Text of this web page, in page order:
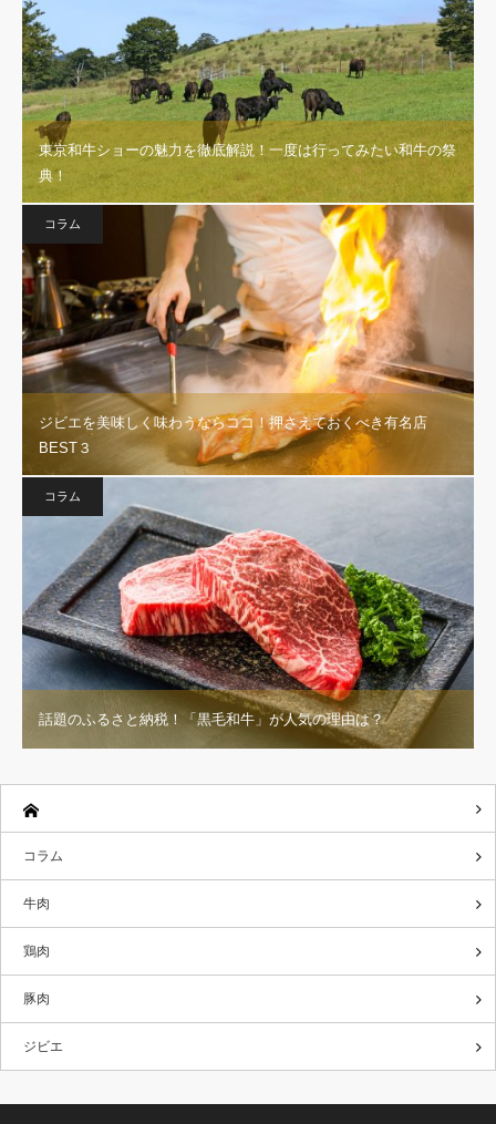
東京和牛ショーの魅力を徹底解説！一度は行ってみたい和牛の祭
典！
コラム
ジビエを美味しく味わうならココ！押さえておくべき有名店
BEST３
コラム
話題のふるさと納税！「黒毛和牛」が人気の理由は？
コラム
牛肉
鶏肉
豚肉
ジビエ